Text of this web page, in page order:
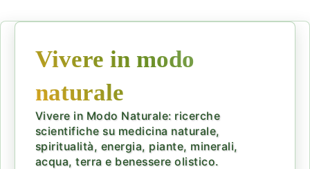
Vivere in modo
naturale
Vivere in Modo Naturale: ricerche
scientifiche su medicina naturale,
spiritualità, energia, piante, minerali,
acqua, terra e benessere olistico.